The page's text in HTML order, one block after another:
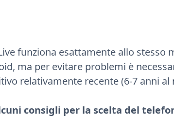
funziona esattamente allo stesso
ma per evitare problemi è
relativamente recente (6-7 anni al
consigli per la scelta del